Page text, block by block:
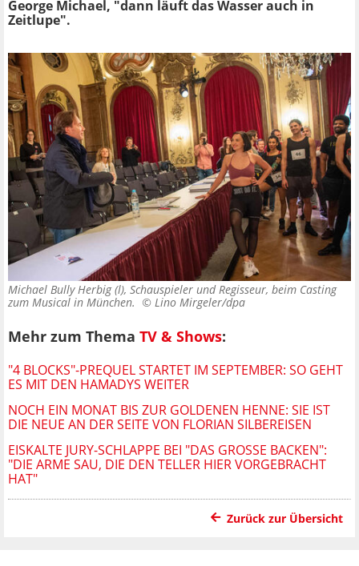
George Michael, "dann läuft das Wasser auch in
Zeitlupe".
Michael Bully Herbig (l), Schauspieler und Regisseur, beim Casting
zum Musical in München. © Lino Mirgeler/dpa
Mehr zum Thema TV & Shows:
"4 BLOCKS"-PREQUEL STARTET IM SEPTEMBER: SO GEHT
ES MIT DEN HAMADYS WEITER
NOCH EIN MONAT BIS ZUR GOLDENEN HENNE: SIE IST
DIE NEUE AN DER SEITE VON FLORIAN SILBEREISEN
EISKALTE JURY-SCHLAPPE BEI "DAS GROSSE BACKEN": "
DIE ARME SAU, DIE DEN TELLER HIER VORGEBRACHT H
AT"
Zurück zur Übersicht